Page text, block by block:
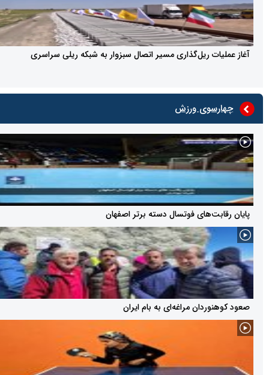
ریل‌گذاری مسیر اتصال سبزوار به شبکه ریلی سراسری
ورزش
فوتسال دسته برتر اصفهان
مراغه‌ای به بام ایران